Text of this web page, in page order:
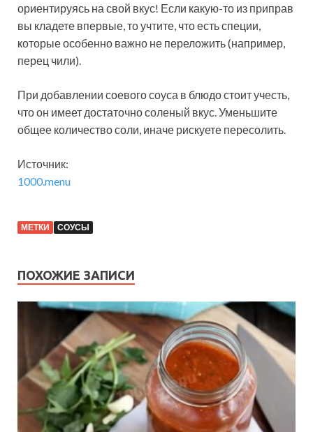
ориентируясь на свой вкус! Если какую-то из приправ
вы кладете впервые, то учтите, что есть специи,
которые особенно важно не переложить (например,
перец чили).
При добавлении соевого соуса в блюдо стоит учесть,
что он имеет достаточно соленый вкус. Уменьшите
общее количество соли, иначе рискуете пересолить.
Источник:
1000.menu
МЕТКИ СОУСЫ
ПОХОЖИЕ ЗАПИСИ